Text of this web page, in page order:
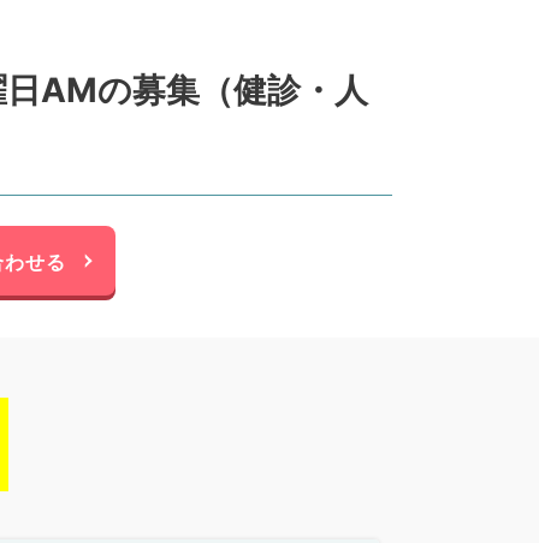
AMの募集（健診・人
せる